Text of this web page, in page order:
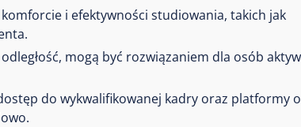
i efektywności studiowania, takich jak
mogą być rozwiązaniem dla osób
do wykwalifikowanej kadry oraz platformy